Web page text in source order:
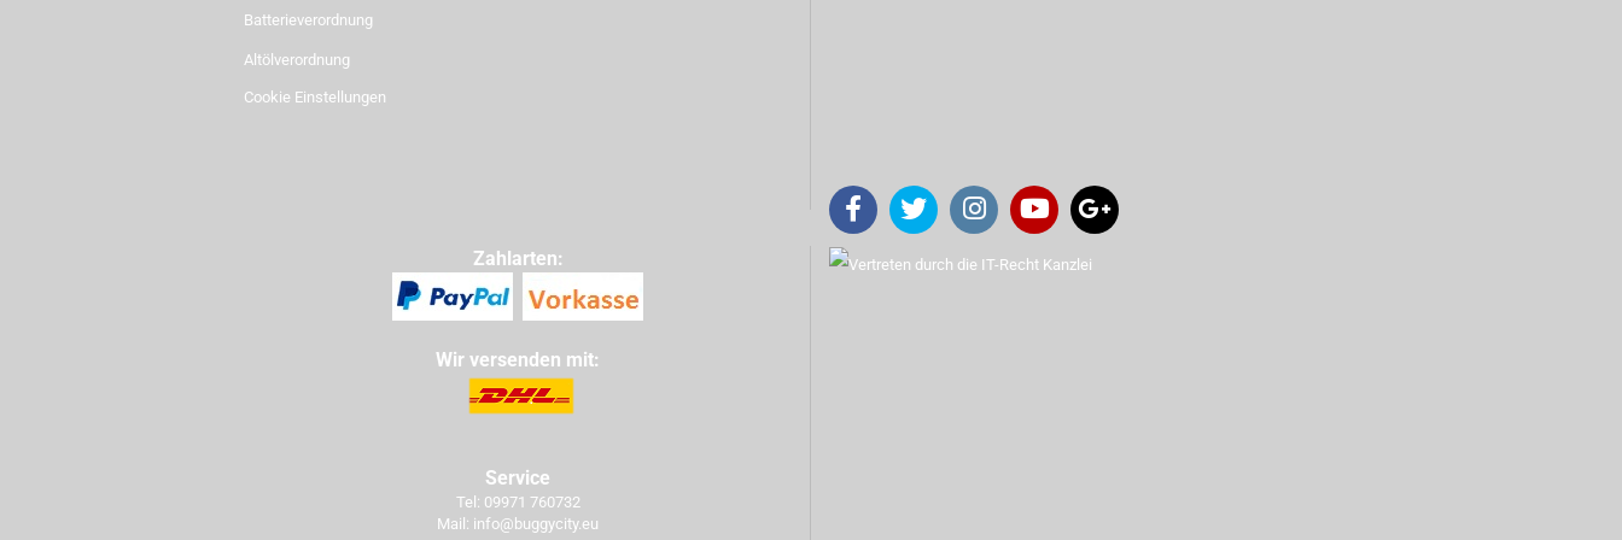
Batterieverordnung
Altölverordnung
Cookie Einstellungen
Zahlarten:
Wir versenden mit:
Service
Tel: 09971 760732
Mail: info@buggycity.eu